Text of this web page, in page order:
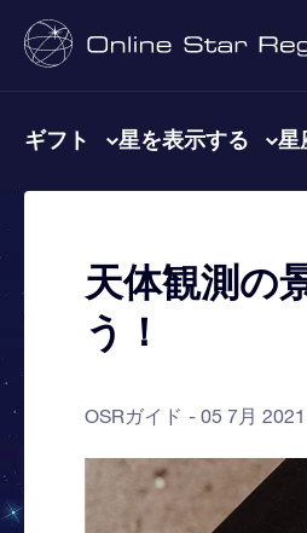
ギフト 星を表示する 星
天体観測の
う！
OSRガイド 05 7月 2021